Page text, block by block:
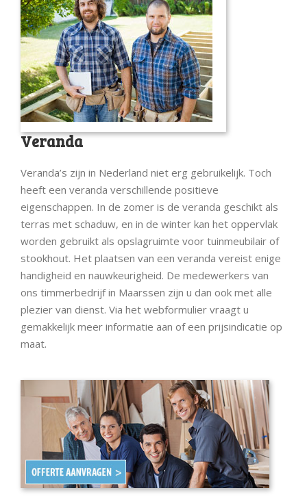
Veranda
Veranda’s zijn in Nederland niet erg gebruikelijk. Toch
heeft een veranda verschillende positieve
eigenschappen. In de zomer is de veranda geschikt als
terras met schaduw, en in de winter kan het oppervlak
worden gebruikt als opslagruimte voor tuinmeubilair of
stookhout. Het plaatsen van een veranda vereist enige
handigheid en nauwkeurigheid. De medewerkers van
ons timmerbedrijf in Maarssen zijn u dan ook met alle
plezier van dienst. Via het webformulier vraagt u
gemakkelijk meer informatie aan of een prijsindicatie op
maat.